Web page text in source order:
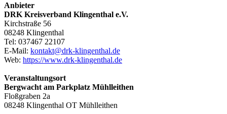
Anbieter
DRK Kreisverband Klingenthal e.V.
Kirchstraße 56
08248 Klingenthal
Tel: 037467 22107
E-Mail: kontakt@drk-klingenthal.de
Web: https://www.drk-klingenthal.de
Veranstaltungsort
Bergwacht am Parkplatz Mühlleithen
Floßgraben 2a
08248 Klingenthal OT Mühlleithen